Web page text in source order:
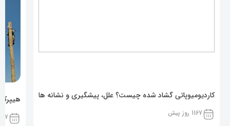
کاردیومیوپاتی گشاد شده چیست؟ علل، پیشگیری و نشانه ها
1167 روز پیش 1167